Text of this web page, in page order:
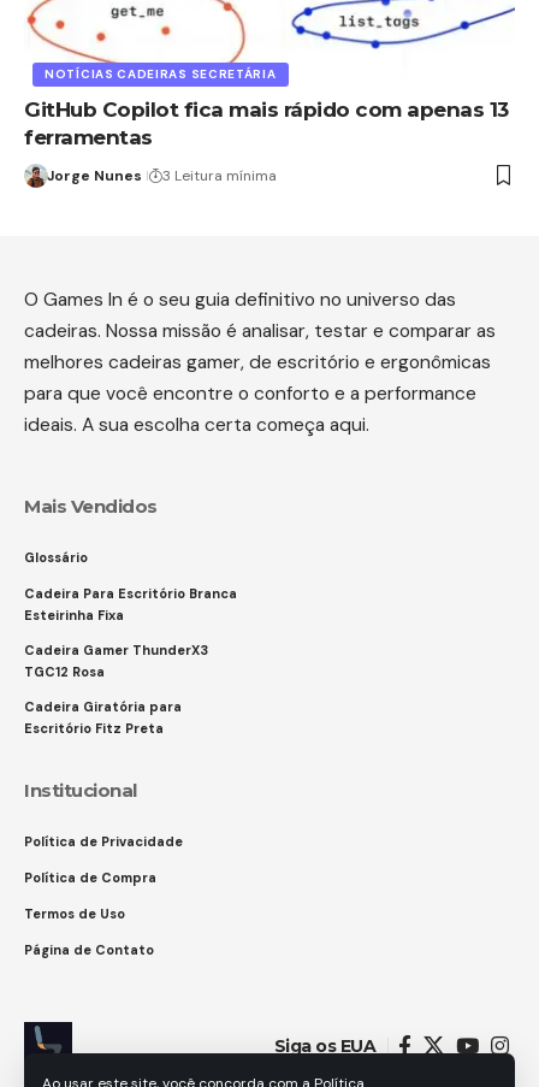
NOTÍCIAS CADEIRAS SECRETÁRIA
GitHub Copilot fica mais rápido com apenas 13
ferramentas
Jorge Nunes 3 Leitura mínima
O Games In é o seu guia definitivo no universo das
cadeiras. Nossa missão é analisar, testar e comparar as
melhores cadeiras gamer, de escritório e ergonômicas
para que você encontre o conforto e a performance
ideais. A sua escolha certa começa aqui.
Mais Vendidos
Glossário
Cadeira Para Escritório Branca
Esteirinha Fixa
Cadeira Gamer ThunderX3
TGC12 Rosa
Cadeira Giratória para
Escritório Fitz Preta
Institucional
Política de Privacidade
Política de Compra
Termos de Uso
Página de Contato
Siga os EUA